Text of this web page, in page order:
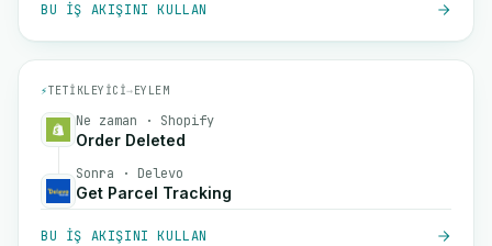
BU IŞ AKIŞINI KULLAN
⚡TETIKLEYICI→EYLEM
Ne zaman · Shopify
Order Deleted
Sonra · Delevo
Get Parcel Tracking
BU IŞ AKIŞINI KULLAN